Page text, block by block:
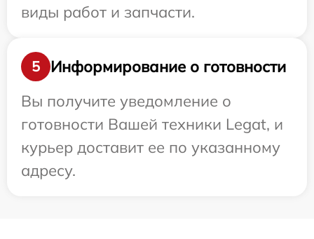
виды работ и запчасти.
5
Информирование о готовности
Вы получите уведомление о
готовности Вашей техники Legat, и
курьер доставит ее по указанному
адресу.